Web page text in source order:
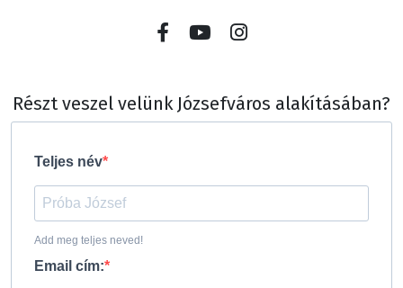
Részt veszel velünk Józsefváros alakításában?
Teljes név
Add meg teljes neved!
Email cím: